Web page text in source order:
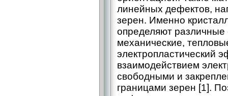
линейных дефектов,
зерен. Именно
определяют различные
механические,
электропластический
взаимодействием
свободными и
границами зерен [1].